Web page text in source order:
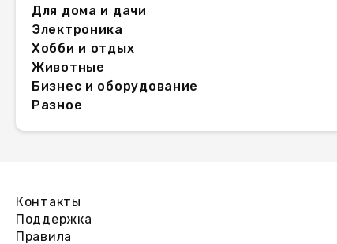
Для дома и дачи
Электроника
Хобби и отдых
Животные
Бизнес и оборудование
Разное
Контакты
Поддержка
Правила